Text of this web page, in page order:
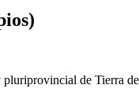
de Tierra